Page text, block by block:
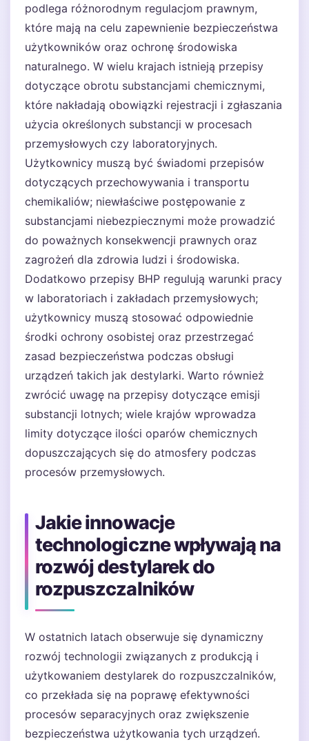
podlega różnorodnym regulacjom prawnym,
które mają na celu zapewnienie bezpieczeństwa
użytkowników oraz ochronę środowiska
naturalnego. W wielu krajach istnieją przepisy
dotyczące obrotu substancjami chemicznymi,
które nakładają obowiązki rejestracji i zgłaszania
użycia określonych substancji w procesach
przemysłowych czy laboratoryjnych.
Użytkownicy muszą być świadomi przepisów
dotyczących przechowywania i transportu
chemikaliów; niewłaściwe postępowanie z
substancjami niebezpiecznymi może prowadzić
do poważnych konsekwencji prawnych oraz
zagrożeń dla zdrowia ludzi i środowiska.
Dodatkowo przepisy BHP regulują warunki pracy
w laboratoriach i zakładach przemysłowych;
użytkownicy muszą stosować odpowiednie
środki ochrony osobistej oraz przestrzegać
zasad bezpieczeństwa podczas obsługi
urządzeń takich jak destylarki. Warto również
zwrócić uwagę na przepisy dotyczące emisji
substancji lotnych; wiele krajów wprowadza
limity dotyczące ilości oparów chemicznych
dopuszczających się do atmosfery podczas
procesów przemysłowych.
Jakie innowacje
technologiczne wpływają na
rozwój destylarek do
rozpuszczalników
W ostatnich latach obserwuje się dynamiczny
rozwój technologii związanych z produkcją i
użytkowaniem destylarek do rozpuszczalników,
co przekłada się na poprawę efektywności
procesów separacyjnych oraz zwiększenie
bezpieczeństwa użytkowania tych urządzeń.